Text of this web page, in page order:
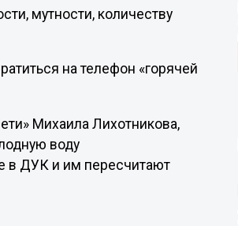
мутности, количеству
на телефон «горячей
Михаила Лихотникова,
воду
в ДУК и им пересчитают